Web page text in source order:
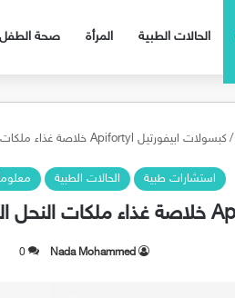
الحالات الطبية المرأة صحة الطفل
/ كبسولات ابيفورتيل Apifortyl خلاصة غذاء ملكات النحل المكمل الغذائي الاشهر لتقوية الجسم
استشارات طبية الحالات الطبية
Nada Mohammed
0